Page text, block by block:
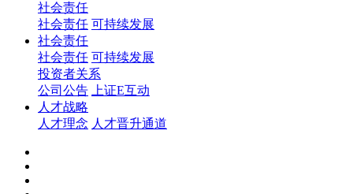
社会责任
社会责任 可持续发展
社会责任
社会责任 可持续发展
投资者关系
公司公告 上证E互动
人才战略
人才理念 人才晋升通道